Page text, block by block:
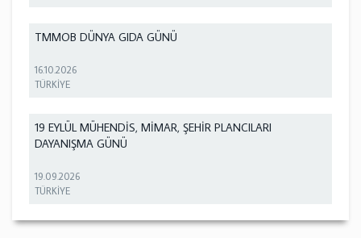
TMMOB DÜNYA GIDA GÜNÜ
16.10.2026
TÜRKİYE
19 EYLÜL MÜHENDİS, MİMAR, ŞEHİR PLANCILARI
DAYANIŞMA GÜNÜ
19.09.2026
TÜRKİYE